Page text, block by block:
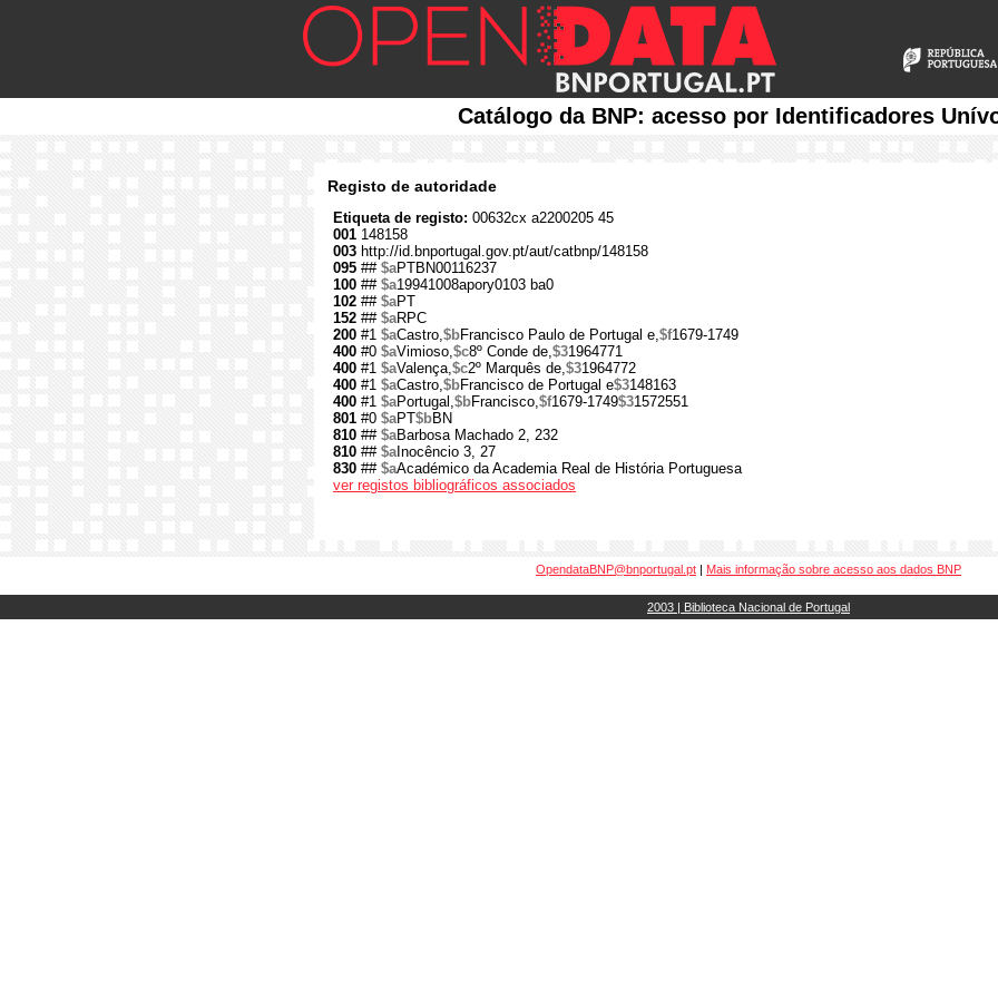
Catálogo da BNP: acesso por Identificadores
Registo de autoridade
Etiqueta de registo: 00632cx a2200205 45
001 148158
003 http://id.bnportugal.gov.pt/aut/catbnp/148158
095 ## $aPTBN00116237
100 ## $a19941008apory0103 ba0
102 ## $aPT
152 ## $aRPC
200 #1 $aCastro,$bFrancisco Paulo de Portugal e,$f1679-1749
400 #0 $aVimioso,$c8º Conde de,$31964771
400 #1 $aValença,$c2º Marquês de,$31964772
400 #1 $aCastro,$bFrancisco de Portugal e$3148163
400 #1 $aPortugal,$bFrancisco,$f1679-1749$31572551
801 #0 $aPT$bBN
810 ## $aBarbosa Machado 2, 232
810 ## $aInocêncio 3, 27
830 ## $aAcadémico da Academia Real de História Portuguesa
ver registos bibliográficos associados
OpendataBNP@bnportugal.pt | Mais informação sobre acesso aos dados BNP
2003 | Biblioteca Nacional de Portugal